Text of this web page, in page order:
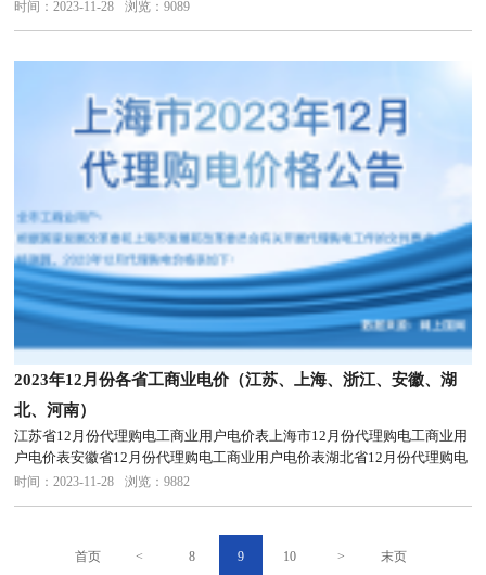
商业用户电价表新疆12月份代理购电工商业用户电价表
时间：2023-11-28 浏览：9089
2023年12月份各省工商业电价（江苏、上海、浙江、安徽、湖
北、河南）
江苏省12月份代理购电工商业用户电价表上海市12月份代理购电工商业用
户电价表安徽省12月份代理购电工商业用户电价表湖北省12月份代理购电
工商业用户电价表河南省12月份代理购电工商业用户电价表
时间：2023-11-28 浏览：9882
首页 < 8 9 10 > 末页